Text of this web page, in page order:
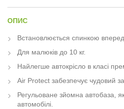
ОПИС
Встановлюється спинкою
Для малюків до 10 кг.
Найлегше автокрісло в класі
Air Protect забезпечує чудовий
Регульоване зйомна автобаза,
автомобілі.